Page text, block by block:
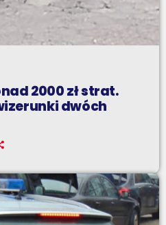
2000 zł strat.
dwóch